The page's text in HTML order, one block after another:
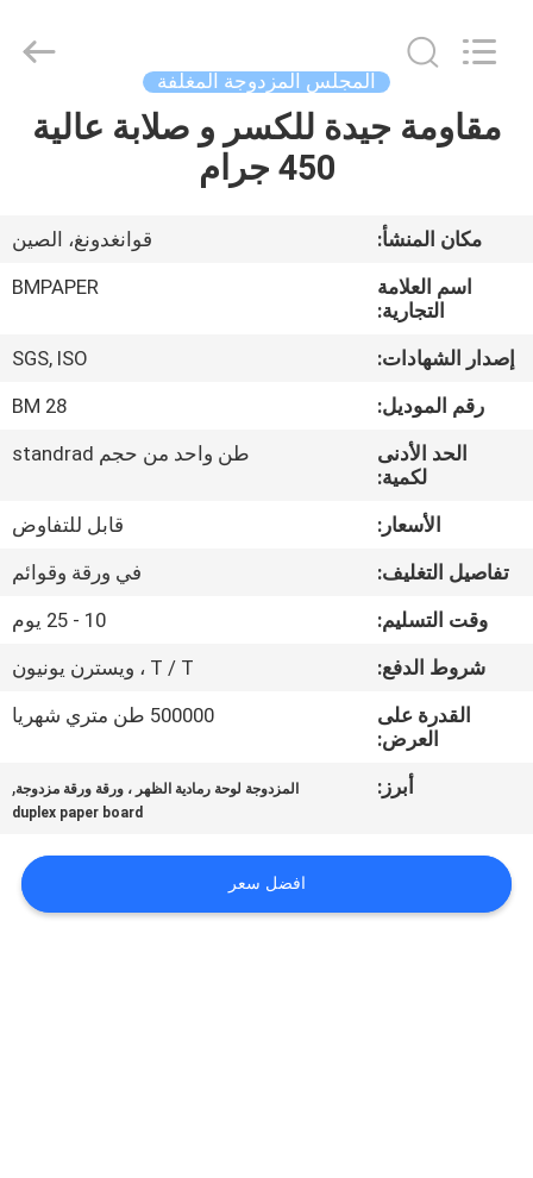
المنزل
معلومات
جولة
مراقبة
الجودة
اتصل
القضايا
BMPAPER
CO.,LTD.
المجلس المزدوجة المغلفة
مقاومة جيدة للكسر و صلابة عالية
450 جرام
مكان المنشأ:
قوانغدونغ، الصين
اسم العلامة
التجارية:
BMPAPER
إصدار الشهادات:
SGS, ISO
رقم الموديل:
BM 28
الحد الأدنى
لكمية:
طن واحد من حجم standrad
الأسعار:
قابل للتفاوض
تفاصيل التغليف:
في ورقة وقوائم
وقت التسليم:
10 - 25 يوم
شروط الدفع:
T / T ، ويسترن يونيون
القدرة على
العرض:
500000 طن متري شهريا
أبرز: المزدوجة لوحة رمادية الظهر ، ورقة ورقة مزدوجة,
duplex paper board
افضل سعر